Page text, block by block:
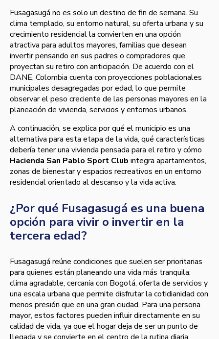
Fusagasugá no es solo un destino de fin de semana. Su
clima templado, su entorno natural, su oferta urbana y su
crecimiento residencial la convierten en una opción
atractiva para adultos mayores, familias que desean
invertir pensando en sus padres o compradores que
proyectan su retiro con anticipación. De acuerdo con el
DANE, Colombia cuenta con proyecciones poblacionales
municipales desagregadas por edad, lo que permite
observar el peso creciente de las personas mayores en la
planeación de vivienda, servicios y entornos urbanos.
A continuación, se explica por qué el municipio es una
alternativa para esta etapa de la vida, qué características
debería tener una vivienda pensada para el retiro y cómo
Hacienda San Pablo Sport Club integra apartamentos,
zonas de bienestar y espacios recreativos en un entorno
residencial orientado al descanso y la vida activa.
¿Por qué Fusagasugá es una buena
opción para vivir o invertir en la
tercera edad?
Fusagasugá reúne condiciones que suelen ser prioritarias
para quienes están planeando una vida más tranquila:
clima agradable, cercanía con Bogotá, oferta de servicios y
una escala urbana que permite disfrutar la cotidianidad con
menos presión que en una gran ciudad. Para una persona
mayor, estos factores pueden influir directamente en su
calidad de vida, ya que el hogar deja de ser un punto de